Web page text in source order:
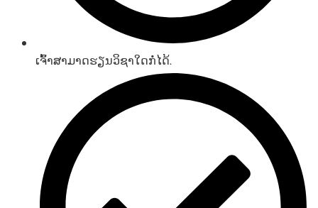
ເຈົ້າສາມາດຮຽນວິຊາໃດກໍ່ໄດ້.